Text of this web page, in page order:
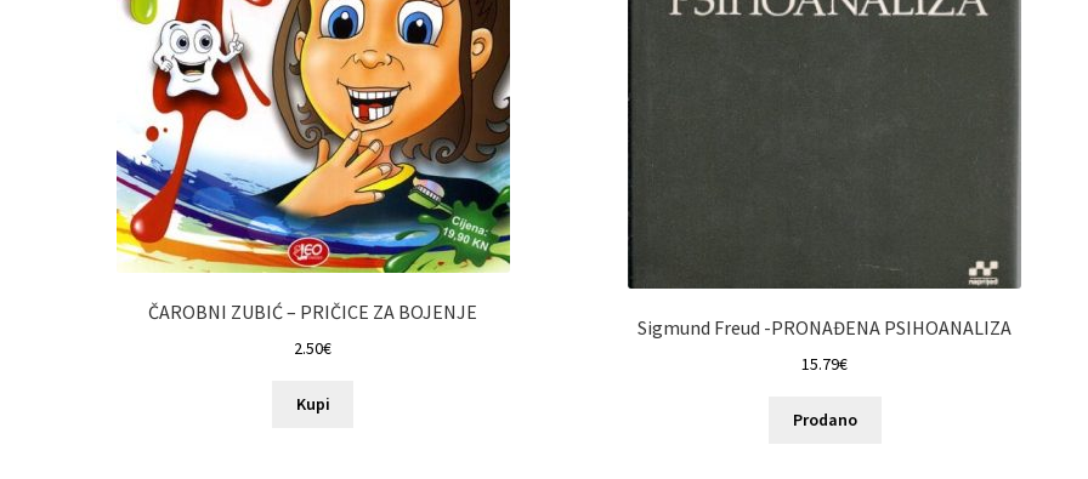
ČAROBNI ZUBIĆ – PRIČICE ZA BOJENJE
2.50€
Kupi
Sigmund Freud -PRONAĐENA PSIHOANALIZA
15.79€
Prodano